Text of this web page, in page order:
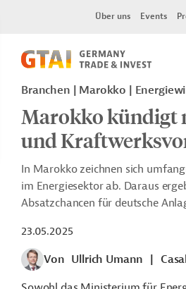
Über uns Events
Branchen | Marokko |
Marokko kündigt
und
In Marokko zeichnen sich
im Energiesektor ab. Daraus
Absatzchancen für deutsche
23.05.2025
Von Ullrich Umann